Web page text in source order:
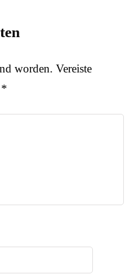
worden. Vereiste
*